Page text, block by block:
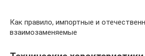
Как правило, импортные и
взаимозаменяемые